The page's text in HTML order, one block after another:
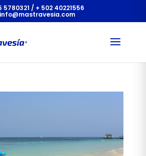
5780321 / + 502 40221556
info@mastravesia.com